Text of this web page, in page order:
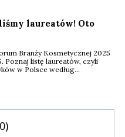
laureatów! Oto
Branży Kosmetycznej 2025
Poznaj listę laureatów, czyli
w Polsce według
0)